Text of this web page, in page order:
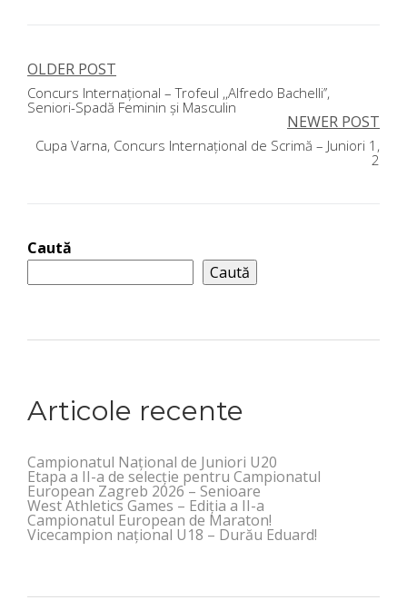
Navigare
în
articole
OLDER POST
Concurs Internațional – Trofeul ,,Alfredo Bachelli’’,
Seniori-Spadă Feminin și Masculin
NEWER POST
Cupa Varna, Concurs Internațional de Scrimă – Juniori 1,
2
Caută
Caută
Articole recente
Campionatul Național de Juniori U20
Etapa a II-a de selecție pentru Campionatul
European Zagreb 2026 – Senioare
West Athletics Games – Ediția a II-a
Campionatul European de Maraton!
Vicecampion național U18 – Durău Eduard!